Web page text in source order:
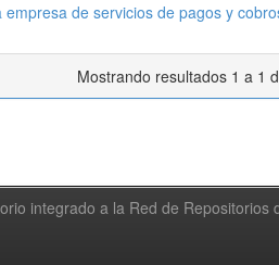
de servicios de pagos y
Mostrando resultados 1 a 1
integrado a la Red de Repositorios